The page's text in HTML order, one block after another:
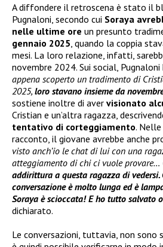
A diffondere il retroscena è stato il
Pugnaloni, secondo cui Soraya
nelle ultime ore un presunto
gennaio 2025 , quando la coppia
mesi. La loro relazione, infatti,
novembre 2024. Sui social,
appena scoperto un tradimento di
2025, loro stavano insieme da
sostiene inoltre di aver visionato
Cristian e un’altra ragazza,
tentativo di corteggiamento.
racconto, il giovane avrebbe anche
visto anch’io le chat di lui con una
atteggiamento di chi ci vuole provare…
addirittura a questa ragazza di vedersi.
conversazione è molto lunga ed è
Soraya è scioccata! E ho tutto salvato
dichiarato.
Le conversazioni, tuttavia, non sono